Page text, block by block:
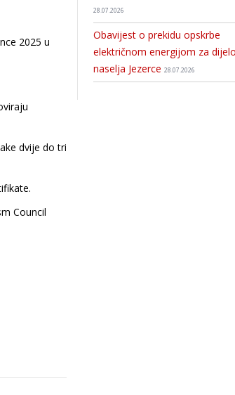
2025 u
dvije do tri
Council
28.07.2026
Obavijest o prekidu opskrbe
električnom energijom za
naselja Jezerce 28.07.2026